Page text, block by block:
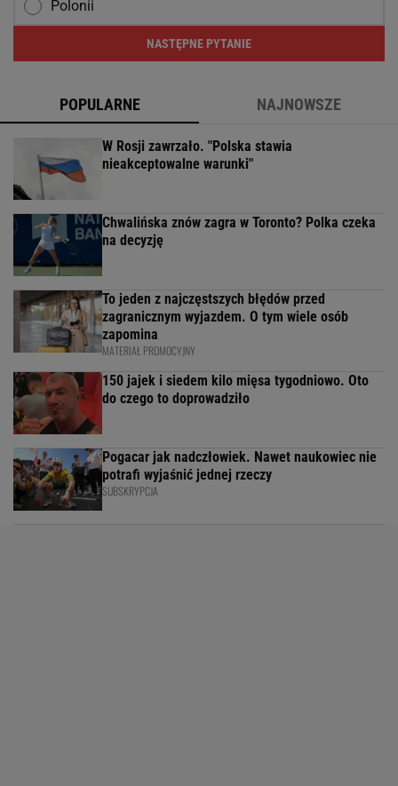
Polonii
NASTĘPNE PYTANIE
POPULARNE NAJNOWSZE
W Rosji zawrzało. "Polska stawia
nieakceptowalne warunki"
Chwalińska znów zagra w Toronto? Polka czeka
na decyzję
To jeden z najczęstszych błędów przed
zagranicznym wyjazdem. O tym wiele osób
zapomina
MATERIAŁ PROMOCYJNY
150 jajek i siedem kilo mięsa tygodniowo. Oto
do czego to doprowadziło
Pogacar jak nadczłowiek. Nawet naukowiec nie
potrafi wyjaśnić jednej rzeczy
SUBSKRYPCJA